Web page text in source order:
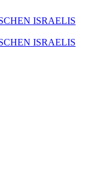
ISRAELIS
ISRAELIS